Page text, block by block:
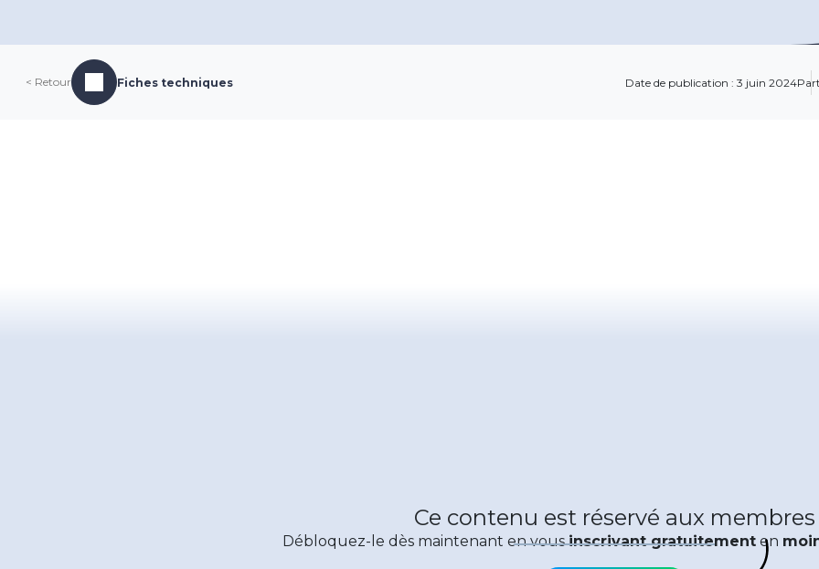
< Retour Fiches techniques
Ce contenu est réservé aux membres
Débloquez-le dès maintenant en vousinscrivant gratuitement en
Date de publication : 3 juin 2024